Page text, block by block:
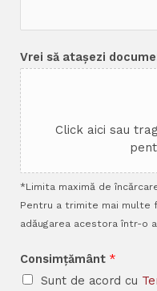
Vrei să atașezi
Click aici sau
*Limita maximă de
Pentru a trimite mai multe
adăugarea acestora într-o
Consimțământ *
Sunt de acord cu